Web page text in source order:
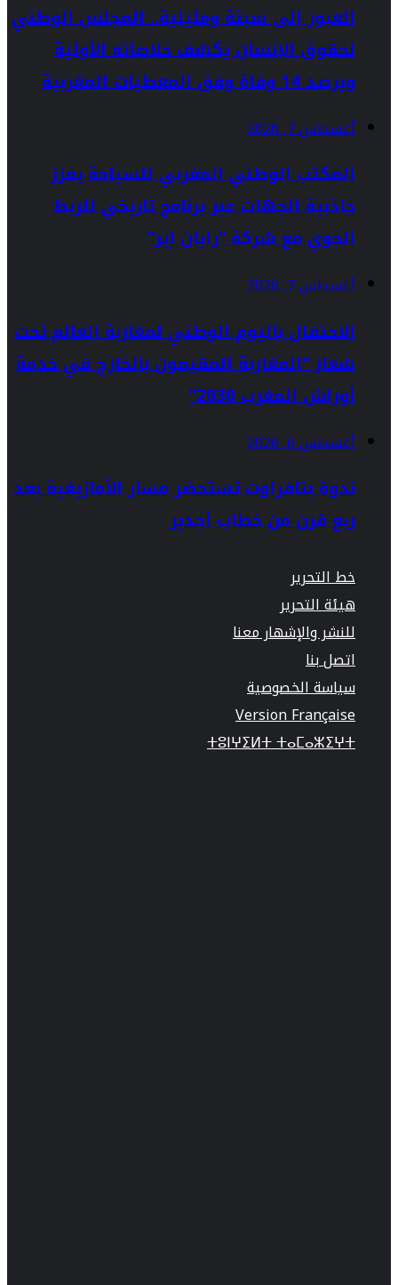
العبور إلى سبتة ومليلية.. المجلس الوطني
لحقوق الإنسان يكشف خلاصاته الأولية
ويرصد 14 وفاة وفق المعطيات المغربية
أغسطس 7, 2026
المكتب الوطني المغربي للسياحة يعزز
جاذبية الجهات عبر برنامج تاريخي للربط
الجوي مع شركة “رايان إير”
أغسطس 7, 2026
الاحتفال باليوم الوطني لمغاربة العالم تحت
شعار “المغاربة المقيمون بالخارج في خدمة
أوراش المغرب 2030”
أغسطس 6, 2026
ندوة بتافراوت تستحضر مسار الأمازيغية بعد
ربع قرن من خطاب أجدير
خط التحرير
هيئة التحرير
للنشر والإشهار معنا
اتصل بنا
سياسة الخصوصية
Version Française
ⵜⵓⵏⵖⵉⵍⵜ ⵜⴰⵎⴰⵣⵉⵖⵜ